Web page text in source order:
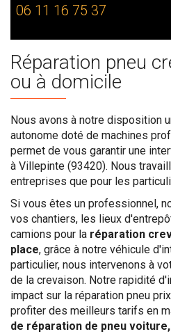
06 11 16 75 37
Réparation pneu
ou à domicile
Nous avons à notre disposition
autonome doté de machines
permet de vous garantir une
à Villepinte (93420). Nous
entreprises que pour les
Si vous êtes un professionnel,
vos chantiers, les lieux
camions pour la réparation
place, grâce à notre véhicule
particulier, nous intervenons à
de la crevaison. Notre rapidité
impact sur la réparation pneu
profiter des meilleurs tarifs en
de réparation de pneu